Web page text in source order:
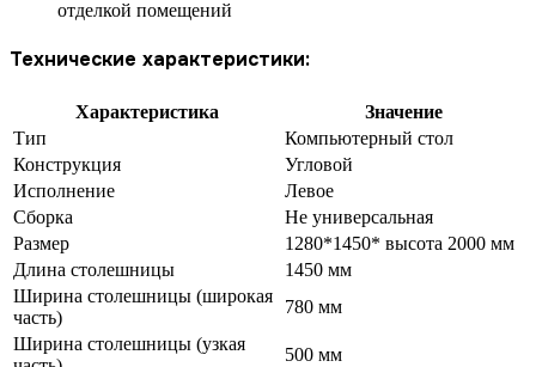
отделкой помещений
Технические характеристики:
Характеристика
Значение
Тип
Компьютерный стол
Конструкция
Угловой
Исполнение
Левое
Сборка
Не универсальная
Размер
1280*1450* высота 2000 мм
Длина столешницы
1450 мм
Ширина столешницы (широкая
часть)
780 мм
Ширина столешницы (узкая
500 мм